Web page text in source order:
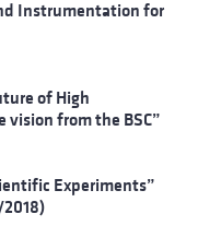
Instrumentation for
of High
vision from the BSC”
Experiments”
2018)